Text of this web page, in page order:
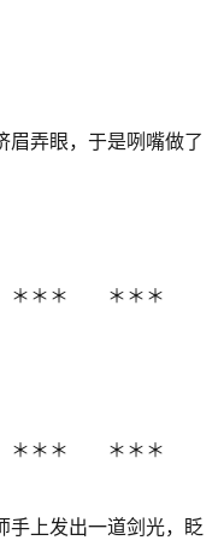
弄眼，于是咧嘴做了
＊＊＊
＊＊＊
上发出一道剑光，眨